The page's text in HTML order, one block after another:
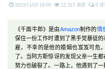
2023/11/03 19:05 12,315 浏览 0 评
《千面牛郎》是由Amazon制作的情
保住一份工作时遭到了黑手党暴徒
雇，不幸的是他的婚姻也岌岌可危
了。当阿方斯惊讶的发现父亲一生
努力也破裂了。一路上，他遇到了